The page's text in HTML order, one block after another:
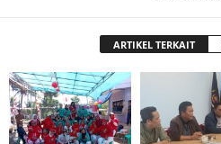
ARTIKEL TERKAIT